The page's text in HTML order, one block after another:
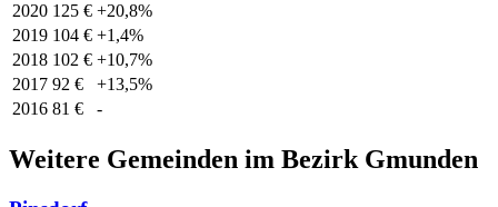
2020 125 € +20,8%
2019 104 € +1,4%
2018 102 € +10,7%
2017 92 €
+13,5%
2016 81 € -
Weitere Gemeinden im Bezirk Gmunden